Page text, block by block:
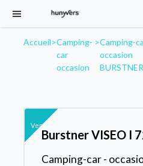
Accueil>Camping-
car
occasion
>Camping-
occasion
BURSTNER
Vendu
Burstner VISEO I
Camping-car -